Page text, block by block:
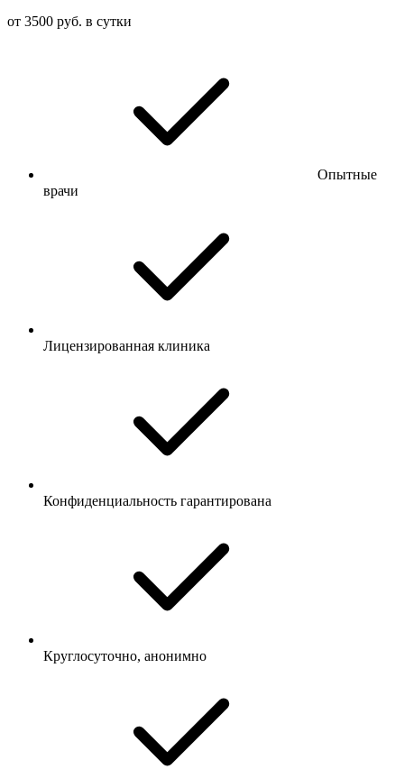
от 3500 руб. в сутки
Опытные
врачи
Лицензированная клиника
Конфиденциальность гарантирована
Круглосуточно, анонимно